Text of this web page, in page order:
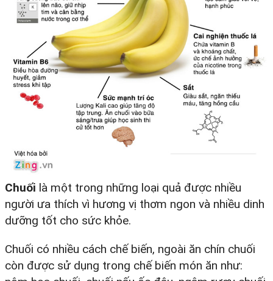
Chuối là một trong những loại quả được nhiều
người ưa thích vì hương vị thơm ngon và nhiều dinh
dưỡng tốt cho sức khỏe.
Chuối có nhiều cách chế biến, ngoài ăn chín chuối
còn được sử dụng trong chế biến món ăn như: